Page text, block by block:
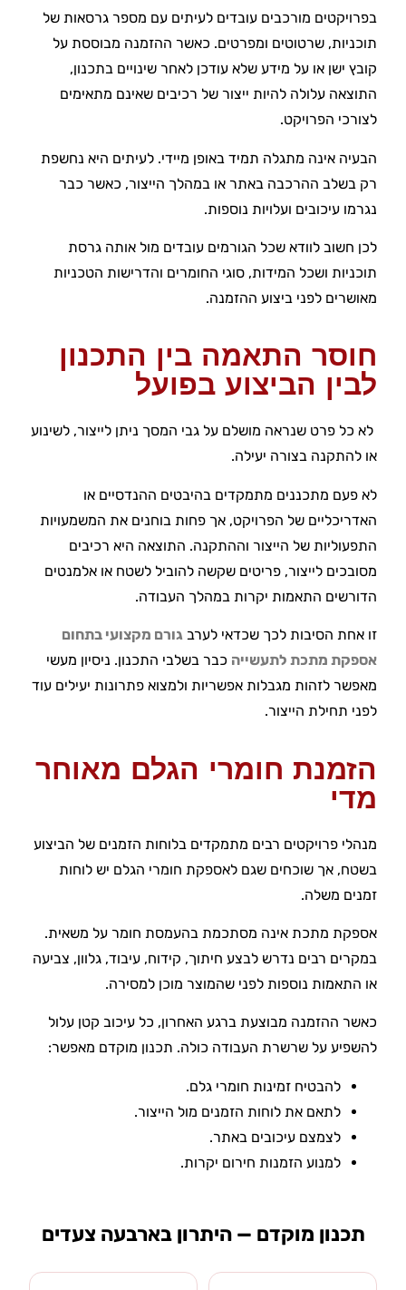
בפרויקטים מורכבים עובדים לעיתים עם מספר גרסאות של
תוכניות, שרטוטים ומפרטים. כאשר ההזמנה מבוססת על
קובץ ישן או על מידע שלא עודכן לאחר שינויים בתכנון,
התוצאה עלולה להיות ייצור של רכיבים שאינם מתאימים
לצורכי הפרויקט.
הבעיה אינה מתגלה תמיד באופן מיידי. לעיתים היא נחשפת
רק בשלב ההרכבה באתר או במהלך הייצור, כאשר כבר
נגרמו עיכובים ועלויות נוספות.
לכן חשוב לוודא שכל הגורמים עובדים מול אותה גרסת
תוכניות ושכל המידות, סוגי החומרים והדרישות הטכניות
מאושרים לפני ביצוע ההזמנה.
חוסר התאמה בין התכנון
לבין הביצוע בפועל
לא כל פרט שנראה מושלם על גבי המסך ניתן לייצור, לשינוע
או להתקנה בצורה יעילה.
לא פעם מתכננים מתמקדים בהיבטים ההנדסיים או
האדריכליים של הפרויקט, אך פחות בוחנים את המשמעויות
התפעוליות של הייצור וההתקנה. התוצאה היא רכיבים
מסובכים לייצור, פריטים שקשה להוביל לשטח או אלמנטים
הדורשים התאמות יקרות במהלך העבודה.
זו אחת הסיבות לכך שכדאי לערבגורם מקצועי בתחום
אספקת מתכת לתעשייה כבר בשלבי התכנון. ניסיון מעשי
מאפשר לזהות מגבלות אפשריות ולמצוא פתרונות יעילים עוד
לפני תחילת הייצור.
הזמנת חומרי הגלם מאוחר
מדי
מנהלי פרויקטים רבים מתמקדים בלוחות הזמנים של הביצוע
בשטח, אך שוכחים שגם לאספקת חומרי הגלם יש לוחות
זמנים משלה.
אספקת מתכת אינה מסתכמת בהעמסת חומר על משאית.
במקרים רבים נדרש לבצע חיתוך, קידוח, עיבוד, גלוון, צביעה
או התאמות נוספות לפני שהמוצר מוכן למסירה.
כאשר ההזמנה מבוצעת ברגע האחרון, כל עיכוב קטן עלול
להשפיע על שרשרת העבודה כולה. תכנון מוקדם מאפשר:
להבטיח זמינות חומרי גלם.
לתאם את לוחות הזמנים מול הייצור.
לצמצם עיכובים באתר.
למנוע הזמנות חירום יקרות.
תכנון מוקדם — היתרון בארבעה צעדים